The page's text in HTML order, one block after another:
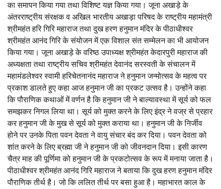
का समापन किया गया तथा विशिष्ट यज्ञ किया गया। जूना अखाड़े के
अंतरराष्ट्रीय संरक्षक व अखिल भारतीय अखाड़ा परिषद के राष्ट्रीय महामंत्री
श्रीमहंत हरि गिरि महाराज तथा दुख हरण हनुमान मंदिर के पीठाधीश्वर
श्रीमहंत आनंद गिरि के संयोजन में एक विशाल संत सम्मेलन का भी आयोजन
किया गया। जूना अखाड़े के वरिष्ठ उपाध्यक्ष श्रीमहंत केदारपुरी महाराज की
अध्यक्षता तथा राष्ट्रीय सचिव श्रीमहंत देवानंद सरस्वती के संचालन में
महामंडलेश्वर स्वामी हरिचेतनानंद महाराज ने हनुमान जन्मोत्सव के महत्व पर
प्रकाश डालते हुए कहा आज हनुमान जी का प्रकट उत्सव है। उन्होंने कहा
कि पौराणिक कथाओं में वर्णन है कि हनुमान जी ने बाल्यावस्था में सूर्य को फल
समझकर निगल लिया था। सूर्य को मुक्त करने के लिए इंद्र ने वज्र से प्रहार
कर हनुमान जी के मुख से सूर्य को मुक्त कराया था। हनुमान जी के निर्जीव
होने पर उनके पिता पवन देवता ने वायु संचार बंद कर दिया। पवन देवता को
शांत करने के लिए ब्रह्मा जी ने हनुमान जी को जीवनदान दिया। इसी कारण
चैत्र माह की पूर्णिमा को हनुमान जी के प्रकटोत्सव के रूप में मनाया जाता है।
पीठाधीश्वर श्रीमहंत आनंद गिरि महाराज ने बताया कि दुख हरण हनुमान मंदिर
पौराणिक तीर्थ है। जो कि ललित तीर्थ पर बसा हुआ है। महाभारत काल के